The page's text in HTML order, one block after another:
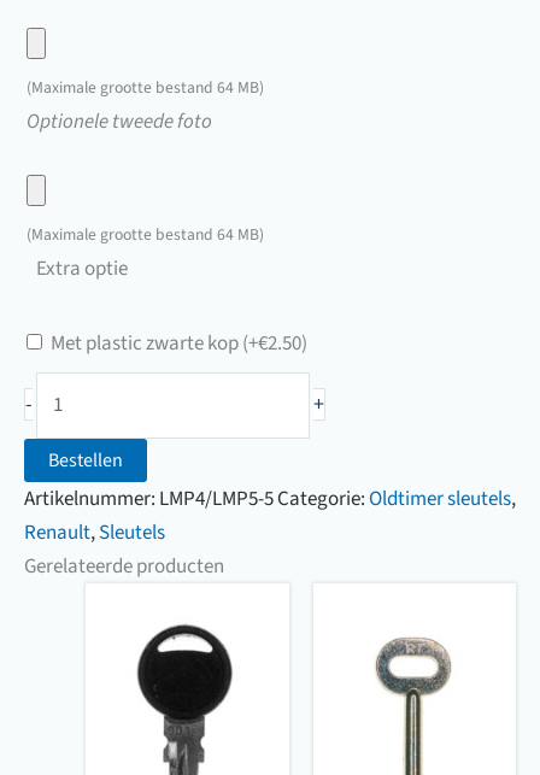
hier
een
van
uw
sleutel
(Maximale grootte bestand 64 MB)
Upload
foto
van
Optionele tweede foto
(Maximale grootte bestand 64 MB)
Extra optie
Met plastic zwarte kop(+€2.50)
-
(75000
t/m
77500)
aantal
+
Bestellen
Artikelnummer: LMP4/LMP5-5Categorie:Oldtimer sleutels,
Renault,Sleutels
Gerelateerde producten